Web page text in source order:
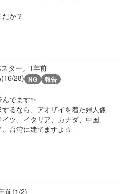
か？
ター。 1年前
28) NG 報告
でます✨️
するなら、アオザイを着た婦人像
ツ、イタリア、カナダ、中国、
、台湾に建てますよ☆
前(1/2)